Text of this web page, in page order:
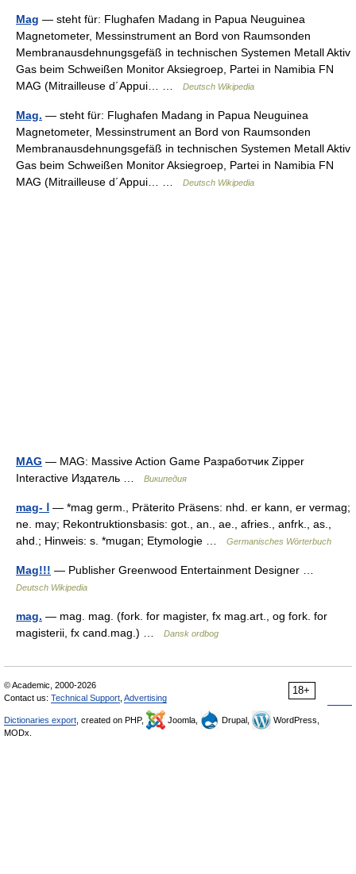
Mag — steht für: Flughafen Madang in Papua Neuguinea
Magnetometer, Messinstrument an Bord von Raumsonden
Membranausdehnungsgefäß in technischen Systemen Metall Aktiv
Gas beim Schweißen Monitor Aksiegroep, Partei in Namibia FN
MAG (Mitrailleuse d´Appui… …
Deutsch Wikipedia
Mag. — steht für: Flughafen Madang in Papua Neuguinea
Magnetometer, Messinstrument an Bord von Raumsonden
Membranausdehnungsgefäß in technischen Systemen Metall Aktiv
Gas beim Schweißen Monitor Aksiegroep, Partei in Namibia FN
MAG (Mitrailleuse d´Appui… …
Deutsch Wikipedia
MAG — MAG: Massive Action Game Разработчик Zipper
Interactive Издатель …
Википедия
mag- Ⅰ — *mag germ., Präterito Präsens: nhd. er kann, er vermag;
ne. may; Rekontruktionsbasis: got., an., ae., afries., anfrk., as.,
ahd.; Hinweis: s. *mugan; Etymologie …
Germanisches Wörterbuch
Mag!!! — Publisher Greenwood Entertainment Designer …
Deutsch Wikipedia
mag. — mag. mag. (fork. for magister, fx mag.art., og fork. for
magisterii, fx cand.mag.) …
Dansk ordbog
18+
© Academic, 2000-2026
Contact us: Technical Support Advertising
Dictionaries export , created on PHP, Joomla, Drupal,
WordPress,
MODx.